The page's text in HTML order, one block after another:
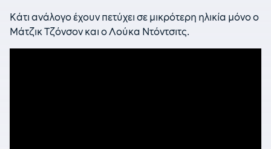
Κάτι ανάλογο έχουν πετύχει σε μικρότερη ηλικία μόνο ο
Μάτζικ Τζόνσον και ο Λούκα Ντόντσιτς.